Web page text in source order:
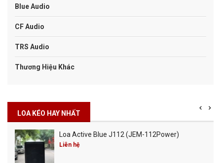
Blue Audio
CF Audio
TRS Audio
Thương Hiệu Khác
LOA KÉO HAY NHẤT
Loa Active Blue J112 (JEM-112Power)
Liên hệ